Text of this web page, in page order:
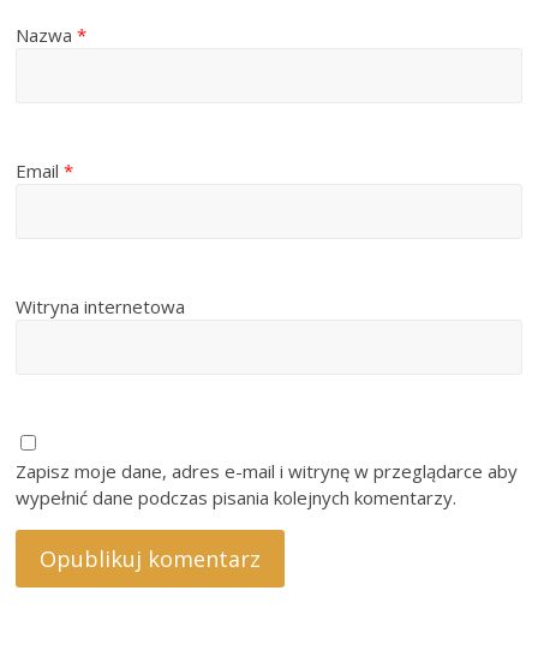
Nazwa*
Email*
Witryna internetowa
Zapisz moje dane, adres e-mail i witrynę w przeglądarce aby
wypełnić dane podczas pisania kolejnych komentarzy.